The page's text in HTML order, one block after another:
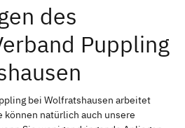
des
Puppling
bei Wolfratshausen arbeitet
natürlich auch unsere